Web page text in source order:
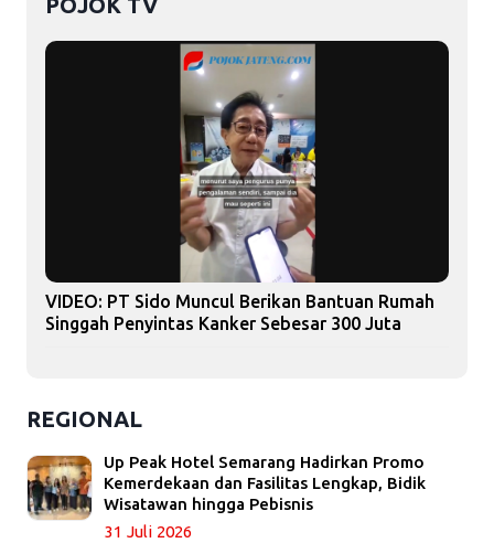
VIDEO: PT Sido Muncul Berikan Bantuan Rumah
Singgah Penyintas Kanker Sebesar 300 Juta
REGIONAL
Up Peak Hotel Semarang Hadirkan Promo
Kemerdekaan dan Fasilitas Lengkap, Bidik
Wisatawan hingga Pebisnis
31 Juli 2026